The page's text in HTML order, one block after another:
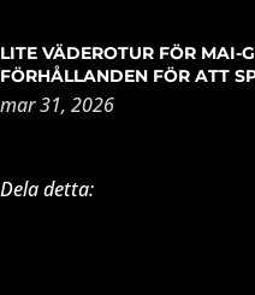
LITE VÄDEROTUR FÖR MAI-
FÖRHÅLLANDEN FÖR ATT
mar 31, 2026
Dela detta: